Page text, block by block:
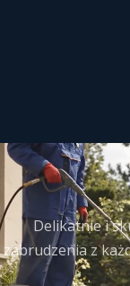
Delikatnie i
zabrudzenia z